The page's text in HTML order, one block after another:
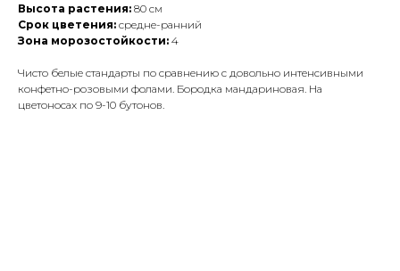
Высота растения: 80 см
Срок цветения: средне-ранний
Зона морозостойкости: 4
Чисто белые стандарты по сравнению с довольно интенсивными
конфетно-розовыми фолами. Бородка мандариновая. На
цветоносах по 9-10 бутонов.